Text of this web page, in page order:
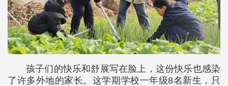
孩子们的快乐和舒展写在脸上，这份快乐也感染
了许多外地的家长。这学期学校一年级8名新生，只